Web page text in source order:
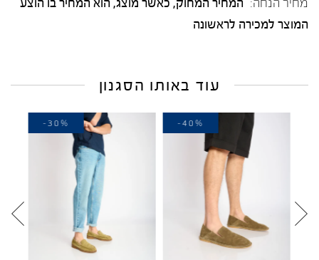
מחיר הנחה: המחיר המחוק, כאשר מוצג, הוא המחיר בו הוצע
המוצר למכירה לראשונה
עוד באותו הסגנון
-40%
-30%